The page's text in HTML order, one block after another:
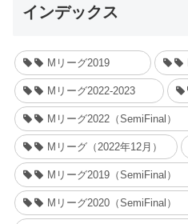
インデックス
Mリーグ2019
Mリーグ2022-2023
Mリーグ2022（SemiFinal）
Mリーグ（2022年12月）
Mリーグ2019（SemiFinal）
Mリーグ2020（SemiFinal）